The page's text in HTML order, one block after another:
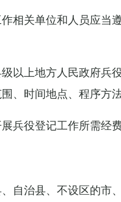
相关单位和人员应当
以上地方人民政府兵
、时间地点、程序方
兵役登记工作所需经
自治县、不设区的市